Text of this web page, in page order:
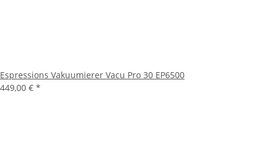
Espressions Vakuumierer Vacu Pro 30 EP6500
449,00 € *